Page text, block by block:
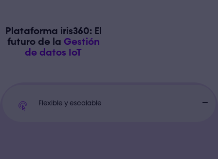
Plataforma iris360: El
futuro de la Gestión
de datos IoT
Flexible y escalable